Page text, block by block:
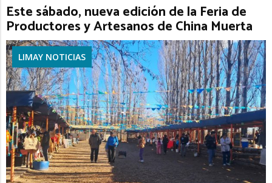
Este sábado, nueva edición de la Feria de
Productores y Artesanos de China Muerta
LIMAY NOTICIAS